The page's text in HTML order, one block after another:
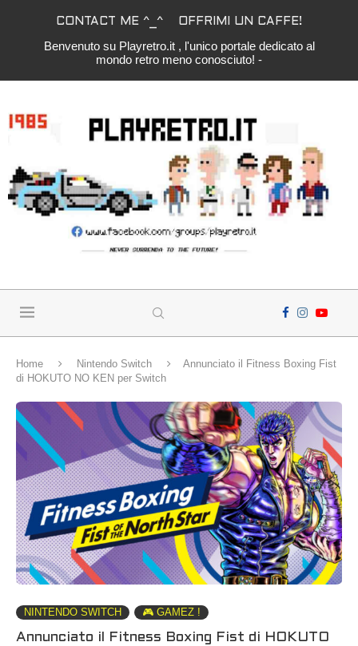
CONTACT ME ^_^ OFFRIMI UN CAFFE!
Benvenuto su Playretro.it , l'unico portale dedicato al
mondo retro meno conosciuto! -
Home Nintendo Switch
Annunciato il Fitness Boxing Fist
di HOKUTO NO KEN per Switch
NINTENDO SWITCH 🎮 GAMEZ !
Annunciato il Fitness Boxing Fist di HOKUTO